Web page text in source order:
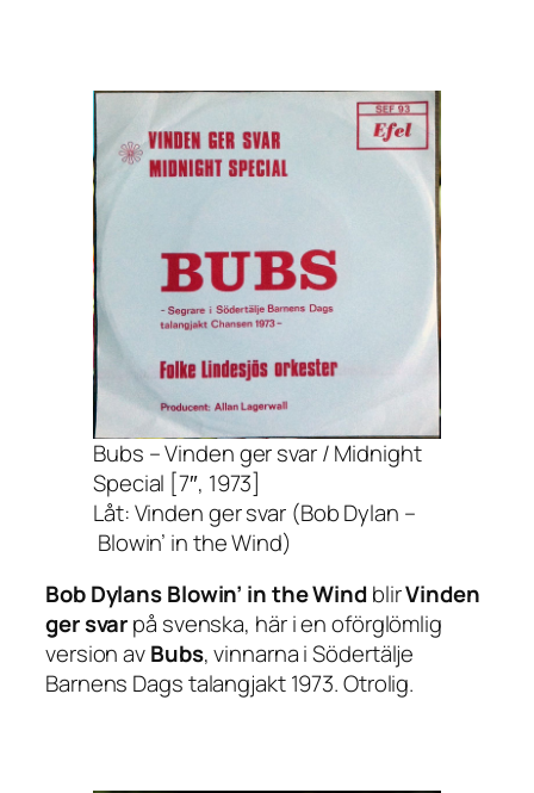
Bubs – Vinden ger svar / Midnight
Special [7″, 1973]
Låt: Vinden ger svar (Bob Dylan –
Blowin’ in the Wind)
Bob DylansBlowin’ in the WindblirVinden
ger svarpå svenska, här i en oförglömlig
version avBubs, vinnarna i Södertälje
Barnens Dags talangjakt 1973. Otrolig.